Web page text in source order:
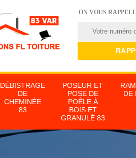
ON VOUS
DÉBISTRAGE
DE
CHEMINÉE
83
POSEUR ET
POSE DE
POÊLE À
BOIS ET
GRANULÉ 83
DE